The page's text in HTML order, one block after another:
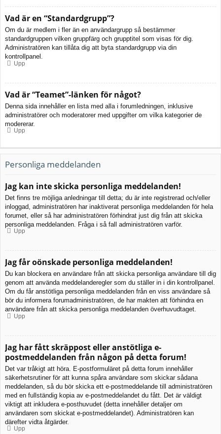
Vad är en “Standardgrupp”?
Om du är medlem i fler än en användargrupp så bestämmer
standardgruppen vilken gruppfärg och grupptitel som visas för dig.
Administratören kan tillåta dig att byta standardgrupp via din
kontrollpanel.
Upp
Vad är “Teamet”-länken för något?
Denna sida innehåller en lista med alla i forumledningen, inklusive
administratörer och moderatorer med uppgifter om vilka kategorier de
modererar.
Upp
Personliga meddelanden
Jag kan inte skicka personliga meddelanden!
Det finns tre möjliga anledningar till detta; du är inte registrerad och/eller
inloggad, administratören har inaktiverat personliga meddelanden för hela
forumet, eller så har administratören förhindrat just dig från att skicka
personliga meddelanden. Fråga i så fall administratören varför.
Upp
Jag får oönskade personliga meddelanden!
Du kan blockera en användare från att skicka personliga användare till dig
genom att använda meddelanderegler som du ställer in i din kontrollpanel.
Om du får anstötliga personliga meddelanden från en viss användare så
bör du informera forumadministratören, de har makten att förhindra en
användare från att skicka personliga meddelanden överhuvudtaget.
Upp
Jag har fått skräppost eller anstötliga e-
postmeddelanden från någon på detta forum!
Det var tråkigt att höra. E-postformuläret på detta forum innehåller
säkerhetsrutiner för att kunna spåra användare som skickar sådana
meddelanden, så du bör skicka ett e-postmeddelande till administratören
med en fullständig kopia av e-postmeddelandet du fått. Det är väldigt
viktigt att inkludera e-posthuvudet (detta innehåller detaljer om
användaren som skickat e-postmeddelandet). Administratören kan
därefter vidta åtgärder.
Upp